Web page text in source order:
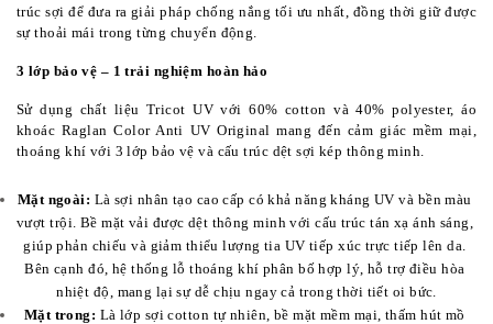
trúc sợi để đưa ra giải pháp chống nắng tối ưu nhất, đồng thời giữ được
sự thoải mái trong từng chuyển động.
3 lớp bảo vệ – 1 trải nghiệm hoàn hảo
Sử dụng chất liệu Tricot UV với 60% cotton và 40% polyester, áo
khoác Raglan Color Anti UV Original mang đến cảm giác mềm mại,
thoáng khí với 3 lớp bảo vệ và cấu trúc dệt sợi kép thông minh.
Mặt ngoài: Là sợi nhân tạo cao cấp có khả năng kháng UV và bền màu
vượt trội. Bề mặt vải được dệt thông minh với cấu trúc tán xạ ánh sáng,
giúp phản chiếu và giảm thiểu lượng tia UV tiếp xúc trực tiếp lên da.
Bên cạnh đó, hệ thống lỗ thoáng khí phân bố hợp lý, hỗ trợ điều hòa
nhiệt độ, mang lại sự dễ chịu ngay cả trong thời tiết oi bức.
Mặt trong: Là lớp sợi cotton tự nhiên, bề mặt mềm mại, thấm hút mồ